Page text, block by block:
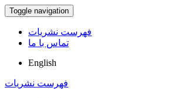
Toggle navigation
فهرست نشریات
تماس با ما
English
فهرست نشریات